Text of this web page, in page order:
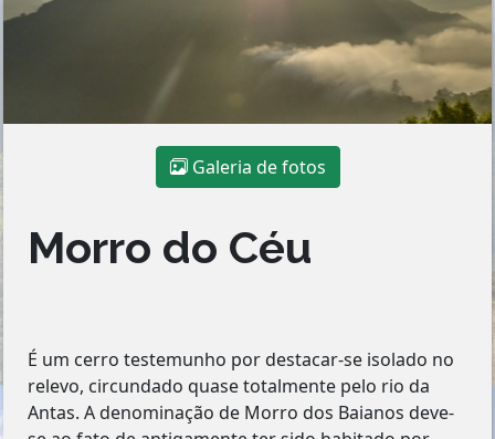
Galeria de fotos
Morro do Céu
É um cerro testemunho por destacar-se isolado no
relevo, circundado quase totalmente pelo rio da
Antas. A denominação de Morro dos Baianos deve-